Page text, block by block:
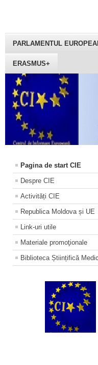
PARLAMENTUL
ERASMUS+
Pagina de start CIE
Despre CIE
Activități CIE
Republica Moldova și UE
Link-uri utile
Materiale promoţionale
Biblioteca Științifică